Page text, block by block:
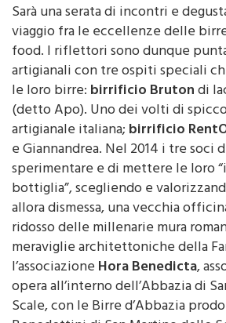
Sarà una serata di incontri e
viaggio fra le eccellenze delle
food. I riflettori sono dunque
artigianali con tre ospiti speciali
le loro birre:birrificio Brutondi
(detto Apo). Uno dei volti di
artigianale italiana;birrificio
e Giannandrea. Nel 2014 i tre soci
sperimentare e di mettere le loro
bottiglia”, scegliendo e
allora dismessa, una vecchia
ridosso delle millenarie mura
meraviglie architettoniche della
l’associazioneHora Benedicta,
opera all’interno dell’Abbazia di
Scale, con le Birre d’Abbazia